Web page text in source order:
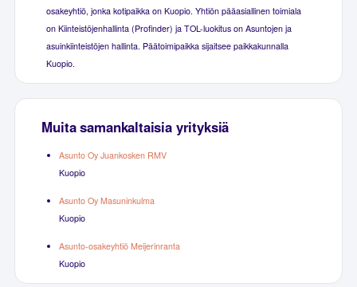
osakeyhtiö, jonka kotipaikka on Kuopio. Yhtiön pääasiallinen toimiala
on Kiinteistöjenhallinta (Profinder) ja TOL-luokitus on Asuntojen ja
asuinkiinteistöjen hallinta. Päätoimipaikka sijaitsee paikkakunnalla
Kuopio.
Muita samankaltaisia yrityksiä
Asunto Oy Juankosken RMV
Kuopio
Asunto Oy Masuninkulma
Kuopio
Asunto-osakeyhtiö Meijerinranta
Kuopio